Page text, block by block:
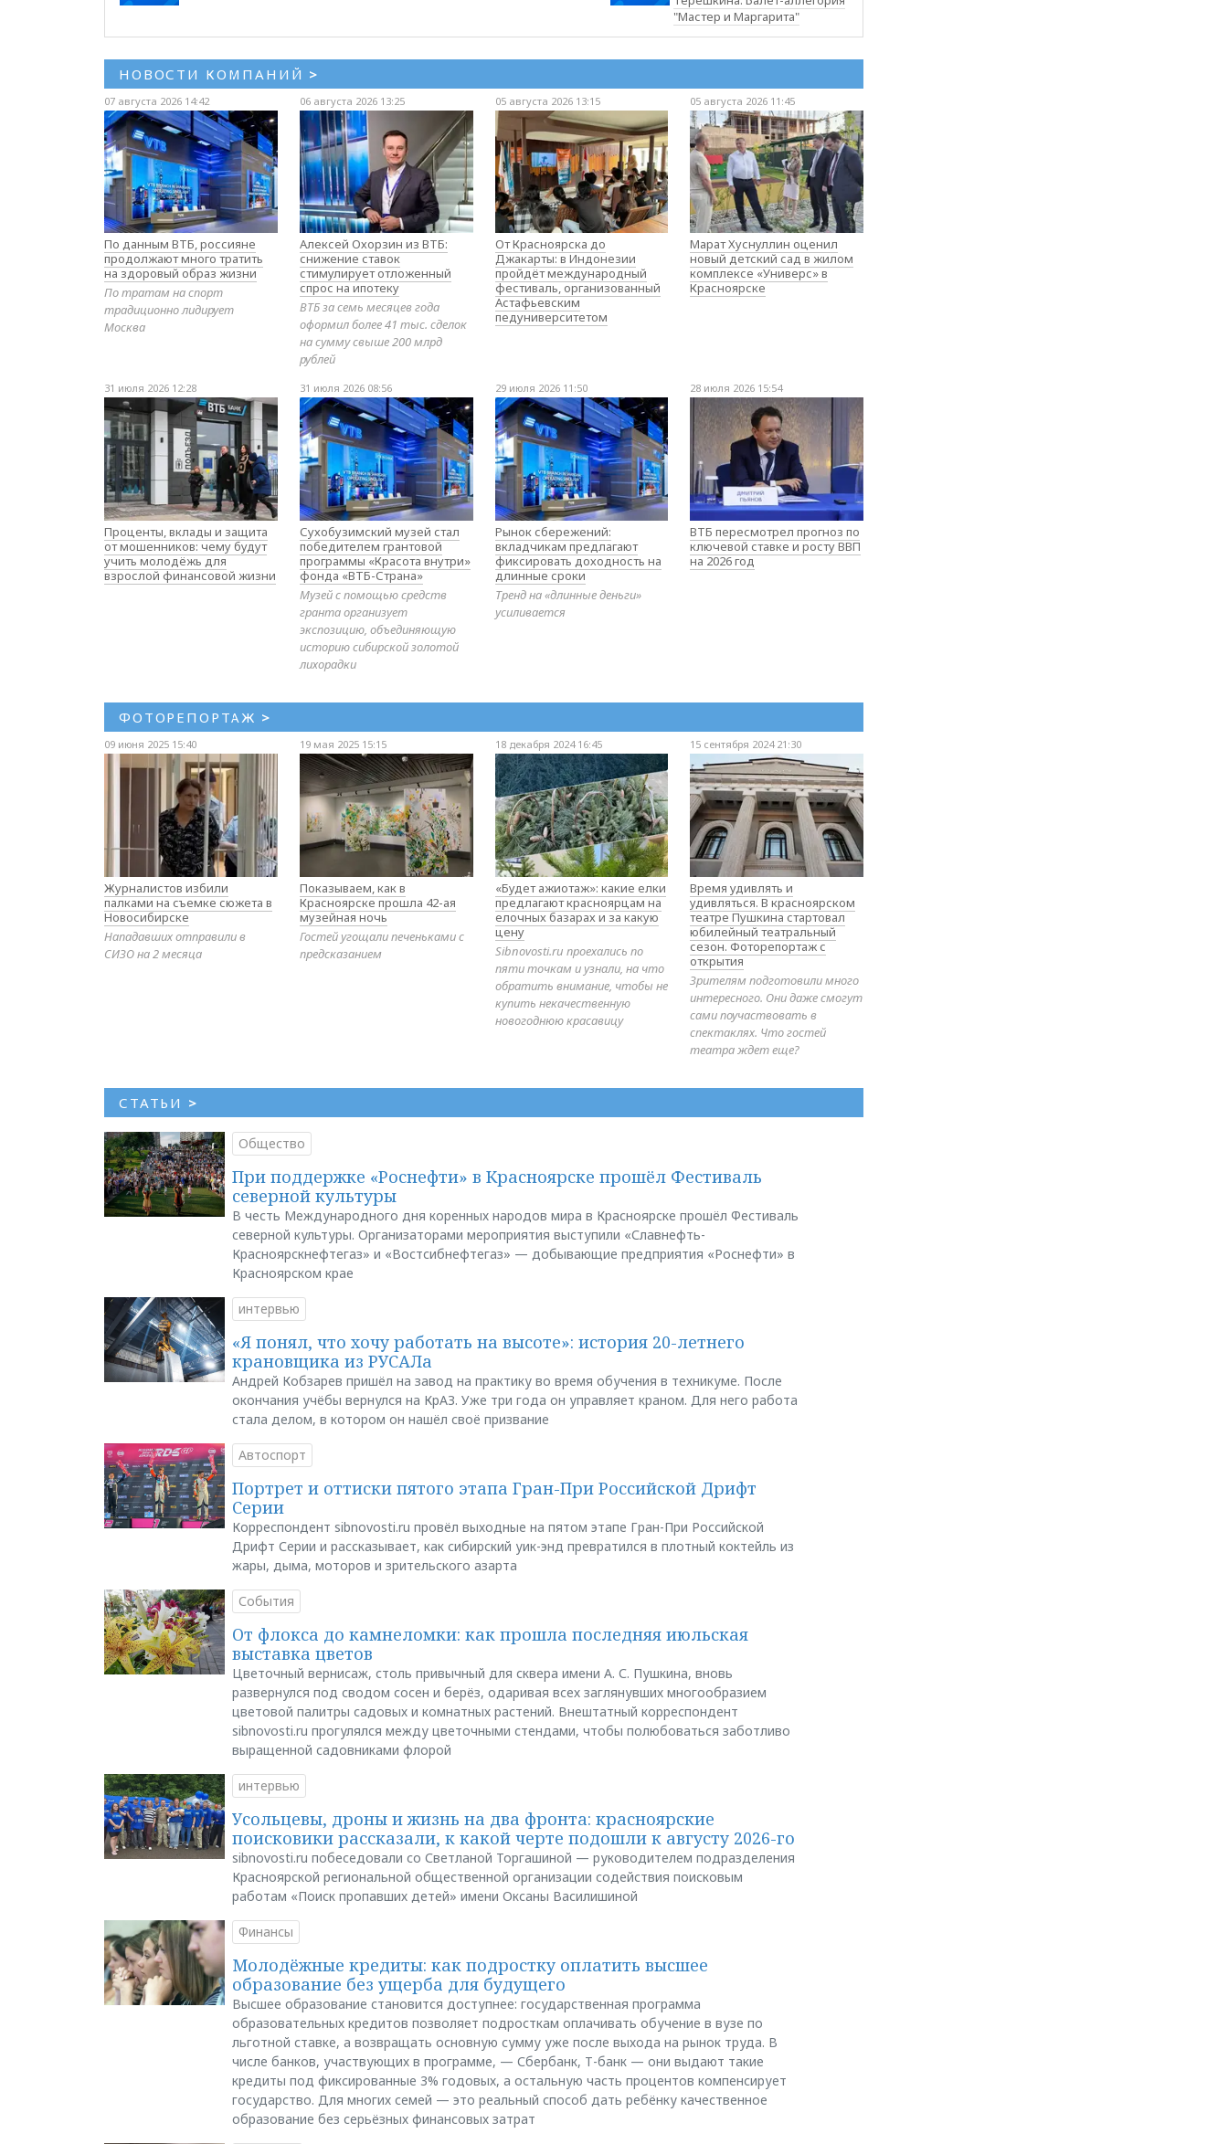
"Мастер и Маргарита"
НОВОСТИ КОМПАНИЙ >
07 августа 2026 14:42
По данным ВТБ, россияне
продолжают много тратить
на здоровый образ жизни
По тратам на спорт
традиционно лидирует
Москва
06 августа 2026 13:25
Алексей Охорзин из ВТБ:
снижение ставок
стимулирует отложенный
спрос на ипотеку
ВТБ за семь месяцев года
оформил более 41 тыс. сделок
на сумму свыше 200 млрд
рублей
05 августа 2026 13:15
От Красноярска до
Джакарты: в Индонезии
пройдёт международный
фестиваль, организованный
Астафьевским
педуниверситетом
05 августа 2026 11:45
Марат Хуснуллин оценил
новый детский сад в жилом
комплексе «Универс» в
Красноярске
31 июля 2026 12:28
Проценты, вклады и защита
от мошенников: чему будут
учить молодёжь для
взрослой финансовой жизни
31 июля 2026 08:56
Сухобузимский музей стал
победителем грантовой
программы «Красота внутри»
фонда «ВТБ-Страна»
Музей с помощью средств
гранта организует
экспозицию, объединяющую
историю сибирской золотой
лихорадки
29 июля 2026 11:50
Рынок сбережений:
вкладчикам предлагают
фиксировать доходность на
длинные сроки
Тренд на «длинные деньги»
усиливается
28 июля 2026 15:54
ВТБ пересмотрел прогноз по
ключевой ставке и росту ВВП
на 2026 год
ФОТОРЕПОРТАЖ >
09 июня 2025 15:40
Журналистов избили
палками на съемке сюжета в
Новосибирске
Нападавших отправили в
СИЗО на 2 месяца
19 мая 2025 15:15
Показываем, как в
Красноярске прошла 42-ая
музейная ночь
Гостей угощали печеньками с
предсказанием
18 декабря 2024 16:45
«Будет ажиотаж»: какие елки
предлагают красноярцам на
елочных базарах и за какую
цену
Sibnovosti.ru проехались по
пяти точкам и узнали, на что
обратить внимание, чтобы не
купить некачественную
новогоднюю красавицу
15 сентября 2024 21:30
Время удивлять и
удивляться. В красноярском
театре Пушкина стартовал
юбилейный театральный
сезон. Фоторепортаж с
открытия
Зрителям подготовили много
интересного. Они даже смогут
сами поучаствовать в
спектаклях. Что гостей
театра ждет еще?
СТАТЬИ >
Общество
При поддержке «Роснефти» в Красноярске прошёл Фестиваль
северной культуры
В честь Международного дня коренных народов мира в Красноярске прошёл Фестиваль
северной культуры. Организаторами мероприятия выступили «Славнефть-
Красноярскнефтегаз» и «Востсибнефтегаз» — добывающие предприятия «Роснефти» в
Красноярском крае
интервью
«Я понял, что хочу работать на высоте»: история 20-летнего
крановщика из РУСАЛа
Андрей Кобзарев пришёл на завод на практику во время обучения в техникуме. После
окончания учёбы вернулся на КрАЗ. Уже три года он управляет краном. Для него работа
стала делом, в котором он нашёл своё призвание
Автоспорт
Портрет и оттиски пятого этапа Гран-При Российской Дрифт
Серии
Корреспондент sibnovosti.ru провёл выходные на пятом этапе Гран-При Российской
Дрифт Серии и рассказывает, как сибирский уик-энд превратился в плотный коктейль из
жары, дыма, моторов и зрительского азарта
События
От флокса до камнеломки: как прошла последняя июльская
выставка цветов
Цветочный вернисаж, столь привычный для сквера имени А. С. Пушкина, вновь
развернулся под сводом сосен и берёз, одаривая всех заглянувших многообразием
цветовой палитры садовых и комнатных растений. Внештатный корреспондент
sibnovosti.ru прогулялся между цветочными стендами, чтобы полюбоваться заботливо
выращенной садовниками флорой
интервью
Усольцевы, дроны и жизнь на два фронта: красноярские
поисковики рассказали, к какой черте подошли к августу 2026-го
sibnovosti.ru побеседовали со Светланой Торгашиной — руководителем подразделения
Красноярской региональной общественной организации содействия поисковым
работам «Поиск пропавших детей» имени Оксаны Василишиной
Финансы
Молодёжные кредиты: как подростку оплатить высшее
образование без ущерба для будущего
Высшее образование становится доступнее: государственная программа
образовательных кредитов позволяет подросткам оплачивать обучение в вузе по
льготной ставке, а возвращать основную сумму уже после выхода на рынок труда. В
числе банков, участвующих в программе, — Сбербанк, Т-банк — они выдают такие
кредиты под фиксированные 3% годовых, а остальную часть процентов компенсирует
государство. Для многих семей — это реальный способ дать ребёнку качественное
образование без серьёзных финансовых затрат